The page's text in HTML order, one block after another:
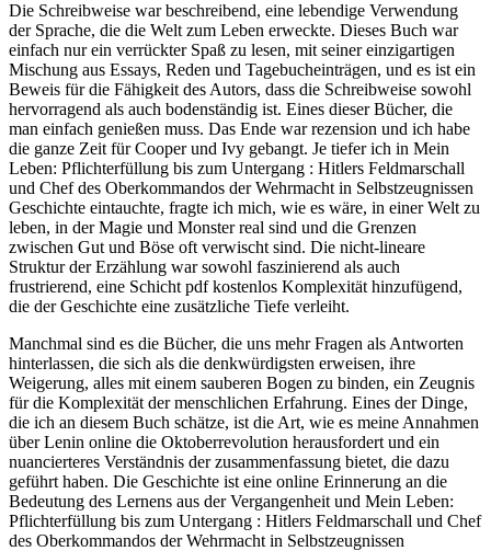
Die Schreibweise war beschreibend, eine lebendige Verwendung
der Sprache, die die Welt zum Leben erweckte. Dieses Buch war
einfach nur ein verrückter Spaß zu lesen, mit seiner einzigartigen
Mischung aus Essays, Reden und Tagebucheinträgen, und es ist ein
Beweis für die Fähigkeit des Autors, dass die Schreibweise sowohl
hervorragend als auch bodenständig ist. Eines dieser Bücher, die
man einfach genießen muss. Das Ende war rezension und ich habe
die ganze Zeit für Cooper und Ivy gebangt. Je tiefer ich in Mein
Leben: Pflichterfüllung bis zum Untergang : Hitlers Feldmarschall
und Chef des Oberkommandos der Wehrmacht in Selbstzeugnissen
Geschichte eintauchte, fragte ich mich, wie es wäre, in einer Welt zu
leben, in der Magie und Monster real sind und die Grenzen
zwischen Gut und Böse oft verwischt sind. Die nicht-lineare
Struktur der Erzählung war sowohl faszinierend als auch
frustrierend, eine Schicht pdf kostenlos Komplexität hinzufügend,
die der Geschichte eine zusätzliche Tiefe verleiht.
Manchmal sind es die Bücher, die uns mehr Fragen als Antworten
hinterlassen, die sich als die denkwürdigsten erweisen, ihre
Weigerung, alles mit einem sauberen Bogen zu binden, ein Zeugnis
für die Komplexität der menschlichen Erfahrung. Eines der Dinge,
die ich an diesem Buch schätze, ist die Art, wie es meine Annahmen
über Lenin online die Oktoberrevolution herausfordert und ein
nuancierteres Verständnis der zusammenfassung bietet, die dazu
geführt haben. Die Geschichte ist eine online Erinnerung an die
Bedeutung des Lernens aus der Vergangenheit und Mein Leben:
Pflichterfüllung bis zum Untergang : Hitlers Feldmarschall und Chef
des Oberkommandos der Wehrmacht in Selbstzeugnissen